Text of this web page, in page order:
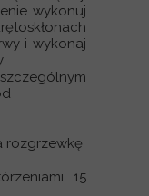
wykonuj
i wykonaj
rozgrzewkę
15